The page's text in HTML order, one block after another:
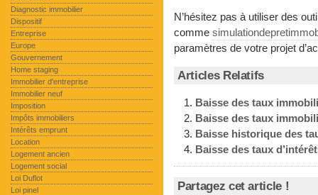
N’hésitez pas à utiliser des
comme
paramètres de votre projet
Articles Relatifs
Baisse des taux
Baisse des taux
Baisse historique des
Baisse des taux
Partagez cet article !
Diagnostic immobilier
Dispositif
Entreprise
Europe
Gouvernement
Home staging
Immobilier d'entreprise
Immobilier neuf
Imposition
Impôts immobiliers
Intérêts emprunt
Location
Logement ancien
Logement social
Loi Duflot
Loi pinel